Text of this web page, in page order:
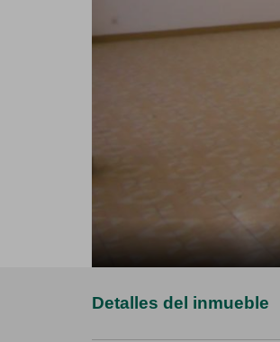
Detalles del inmueble